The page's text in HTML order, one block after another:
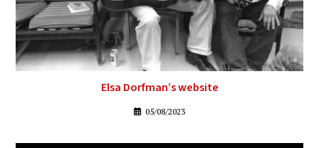
Elsa Dorfman’s website
05/08/2023